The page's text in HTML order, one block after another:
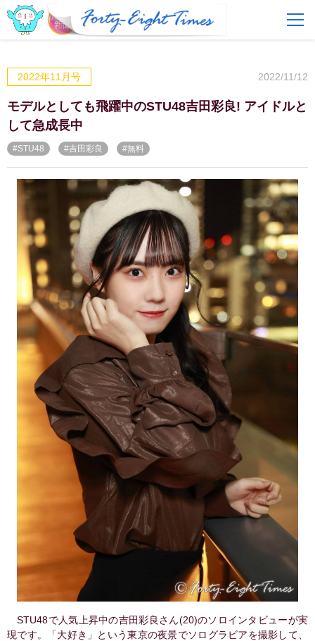
FAQ
ログイン 会員登録
2022年11月号 2022/11/12
モデルとしても飛躍中のSTU48吉田彩良! アイドルと
して急成長中
#STU48 #吉田彩良 #無料
STU48で人気上昇中の吉田彩良さん(20)のソロインタビューが実
現です。「大好き」という東京の夜景でソログラビアを撮影して、